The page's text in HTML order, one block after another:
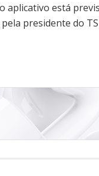
aplicativo está
presidente do